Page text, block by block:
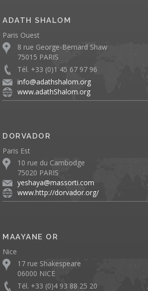
ADATH SHALOM
Paris Ouest
8 rue George-Bernard Shaw
75015 PARIS
Tél. +33 (0)1 45 67 97 96
info@adathshalom.org
www.adathShalom.org
DORVADOR
Paris Est
10 rue du Cambodge
75020 PARIS
yeshaya@massorti.com
www.http://dorvador.org/
MAAYANE OR
Nice
17 rue Shakespeare
06000 NICE
Tél. +33 (0)4 93 88 25 20